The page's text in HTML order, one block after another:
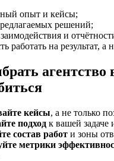
опыт и кейсы;
решений;
и
работать на результат, а
агентство
кейсы, а не только
подход к вашей задаче
состав работ и зоны
метрики